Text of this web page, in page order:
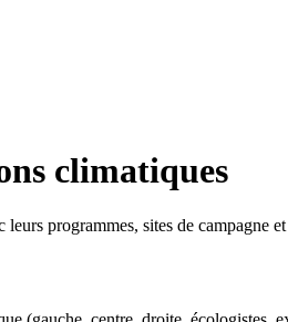
climatiques
programmes, sites de campagne